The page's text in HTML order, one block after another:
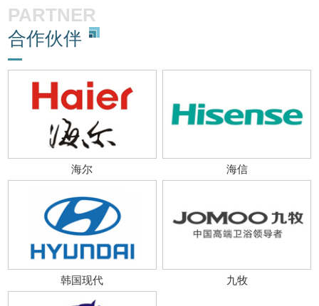
PARTNER
合作伙伴
海尔 海信
韩国现代 九牧